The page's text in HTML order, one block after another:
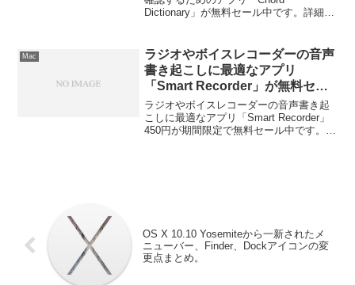
Dictionary」が無料セール中です。詳細は
Mac
ラジオやボイスレコーダーの音声
書き起こしに最適なアプリ
「Smart Recorder」が無料セー
ル中。
ラジオやボイスレコーダーの音声書き起
こしに最適なアプリ「Smart Recorder」
450円が期間限定で無料セール中です。詳
OS X 10.10 Yosemiteから一新されたメ
ニューバー、Finder、Dockアイコンの変
更点まとめ。